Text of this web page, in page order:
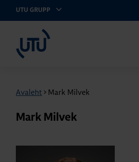
UTU GRUPP
Avaleht > Mark Milvek
Mark Milvek